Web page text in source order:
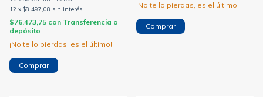
12 x $8.497,08 sin interés
$76.473,75 con Transferencia o
depósito
¡No te lo pierdas, es el último!
¡No te lo pierdas, es el último!